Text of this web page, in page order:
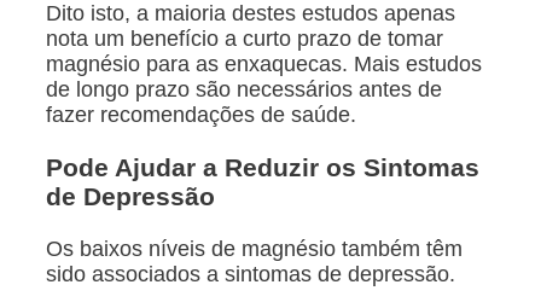
Dito isto, a maioria destes estudos apenas
nota um benefício a curto prazo de tomar
magnésio para as enxaquecas. Mais estudos
de longo prazo são necessários antes de
fazer recomendações de saúde.
Pode Ajudar a Reduzir os Sintomas
de Depressão
Os baixos níveis de magnésio também têm
sido associados a sintomas de depressão.